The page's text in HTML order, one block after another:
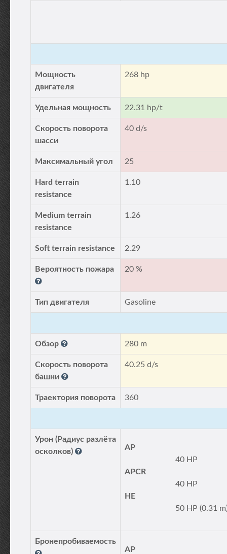
Мощность
двигателя
268 hp
Удельная мощность 22.31 hp/t
Скорость поворота
шасси
40 d/s
Максимальный угол 25
Hard terrain
resistance
1.10
Medium terrain
resistance
1.26
Soft terrain resistance 2.29
Вероятность пожара 20 %
Тип двигателя Gasoline
Обзор 280 m
Скорость поворота
башни
40.25 d/s
Траектория поворота 360
Урон (Радиус разлёта
осколков)
AP
40 HP
APCR
40 HP
HE
50 HP (0.31
Бронепробиваемость
AP